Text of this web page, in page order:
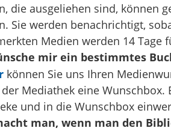
die ausgeliehen sind, können
Sie werden benachrichtigt,
Medien werden 14 Tage
mir ein bestimmtes
können Sie uns Ihren
Mediathek eine
und in die Wunschbox
man, wenn man den